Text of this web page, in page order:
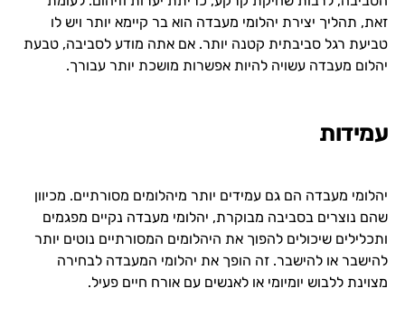
זאת, תהליך יצירת יהלומי מעבדה הוא בר קיימא יותר ויש לו
טביעת רגל סביבתית קטנה יותר. אם אתה מודע לסביבה, טבעת
יהלום מעבדה עשויה להיות אפשרות מושכת יותר עבורך.
עמידות
יהלומי מעבדה הם גם עמידים יותר מיהלומים מסורתיים. מכיוון
שהם נוצרים בסביבה מבוקרת, יהלומי מעבדה נקיים מפגמים
ותכלילים שיכולים להפוך את היהלומים המסורתיים נוטים יותר
להישבר או להישבר. זה הופך את יהלומי המעבדה לבחירה
מצוינת ללבוש יומיומי או לאנשים עם אורח חיים פעיל.